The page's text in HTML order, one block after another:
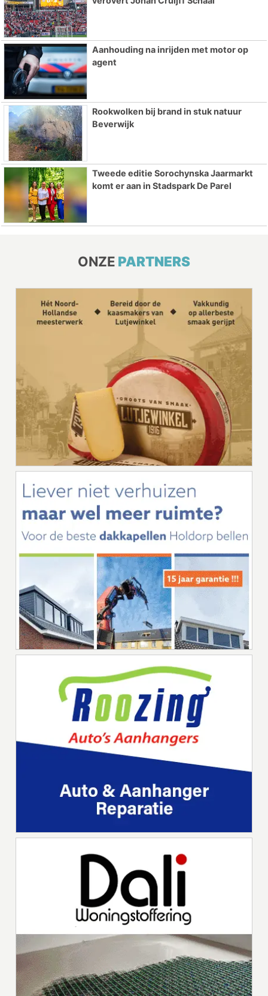
Aanhouding na inrijden met motor op
agent
Rookwolken bij brand in stuk natuur
Beverwijk
Tweede editie Sorochynska Jaarmarkt
komt er aan in Stadspark De Parel
ONZE PARTNERS